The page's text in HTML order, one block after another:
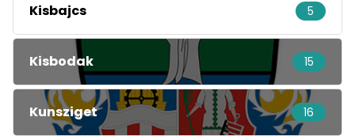
Kisbajcs 5
Kisbodak 15
Kunsziget 16